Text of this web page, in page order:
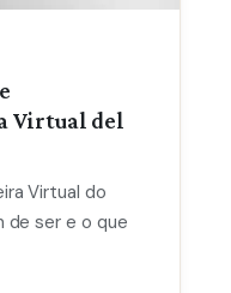
Virtual del
Virtual do
de ser e o que